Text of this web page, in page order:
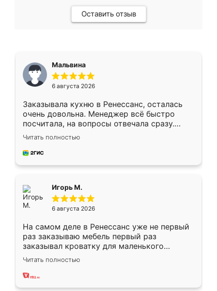
Оставить отзыв
Мальвина
6 августа 2026
Заказывала кухню в Ренессанс, осталась
очень довольна. Менеджер всё быстро
посчитала, на вопросы отвечала сразу.
Замерщик приехал в субботу, подошёл к
делу со всей ответственностью. Собрали
за день, ребята работали аккуратно, даже
Читать полностью
Игорь М.
6 августа 2026
На самом деле в Ренессанс уже не первый
раз заказываю мебель первый раз
заказывал кроватку для маленького
ребёнка при его рождении ,во второй раз
заказал шкаф-купе. По качеству очень
хорошее сборка достаточно быстрая,
Читать полностью